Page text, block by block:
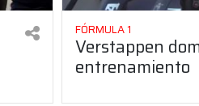
FÓRMULA 1
Verstappen
entrenamiento